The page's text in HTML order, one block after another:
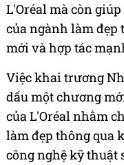
L'Oréal mà còn
của ngành làm đẹp
mới và hợp tác
Việc khai trương
dấu một chương
của L'Oréal nhằm
làm đẹp thông qua
công nghệ kỹ thuật